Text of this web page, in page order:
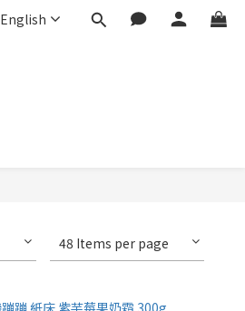
English
48 Items per page